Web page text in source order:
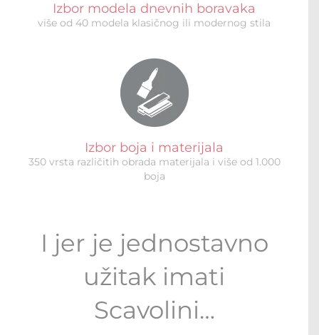
Izbor modela dnevnih boravaka
više od 40 modela klasičnog ili modernog stila
Izbor boja i materijala
350 vrsta različitih obrada materijala i više od 1.000
boja
I jer je jednostavno
užitak imati
Scavolini…